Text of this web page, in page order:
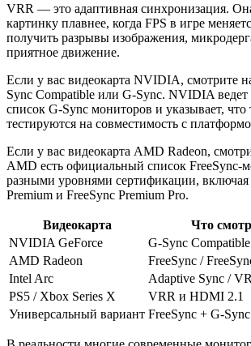
VRR — это адаптивная синхронизация.
картинку плавнее, когда FPS в игре
получить разрывы изображения,
приятное движение.
Если у вас видеокарта NVIDIA, смотрите
Sync Compatible или G-Sync. NVIDIA
список G-Sync мониторов и указывает, что
тестируются на совместимость с
Если у вас видеокарта AMD Radeon,
AMD есть официальный список FreeSync-
разными уровнями сертификации, включая
Premium и FreeSync Premium Pro.
Видеокарта
Что
NVIDIA GeForce
G-Sync
AMD Radeon
FreeSync /
Intel Arc
Adaptive Sync /
PS5 / Xbox Series X
VRR и HDMI 2.1
Универсальный вариант FreeSync + G-